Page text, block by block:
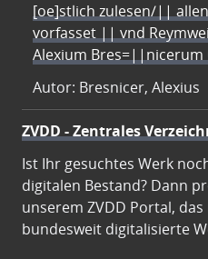
[oe]stlich zulesen/||
vorfasset || vnd
Alexium
Autor: Bresnicer, Alexius
ZVDD - Zentrales
Ist Ihr gesuchtes Werk
digitalen Bestand? Dann
unserem ZVDD Portal,
bundesweit digitalisierte